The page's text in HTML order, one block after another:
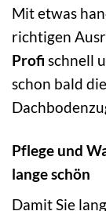
Mit etwas
richtigen
Profi schnell
schon bald
Pflege und
lange schön
Damit Sie